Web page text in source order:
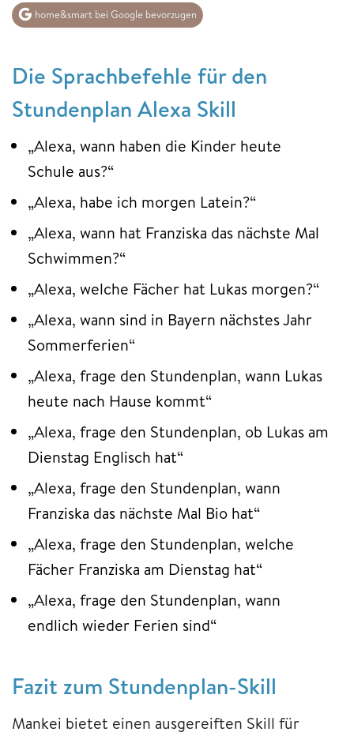
home&smart bei Google bevorzugen
Die Sprachbefehle für den
Stundenplan Alexa Skill
„Alexa, wann haben die Kinder heute
Schule aus?“
„Alexa, habe ich morgen Latein?“
„Alexa, wann hat Franziska das nächste Mal
Schwimmen?“
„Alexa, welche Fächer hat Lukas morgen?“
„Alexa, wann sind in Bayern nächstes Jahr
Sommerferien“
„Alexa, frage den Stundenplan, wann Lukas
heute nach Hause kommt“
„Alexa, frage den Stundenplan, ob Lukas am
Dienstag Englisch hat“
„Alexa, frage den Stundenplan, wann
Franziska das nächste Mal Bio hat“
„Alexa, frage den Stundenplan, welche
Fächer Franziska am Dienstag hat“
„Alexa, frage den Stundenplan, wann
endlich wieder Ferien sind“
Fazit zum Stundenplan-Skill
Mankei bietet einen ausgereiften Skill für